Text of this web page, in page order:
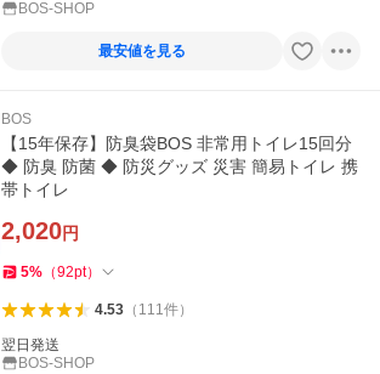
BOS-SHOP
最安値を見る
BOS
【15年保存】防臭袋BOS 非常用トイレ15回分
◆ 防臭 防菌 ◆ 防災グッズ 災害 簡易トイレ 携
帯トイレ
2,020円
5% （92pt）
4.53（ 111件）
翌日発送
BOS-SHOP